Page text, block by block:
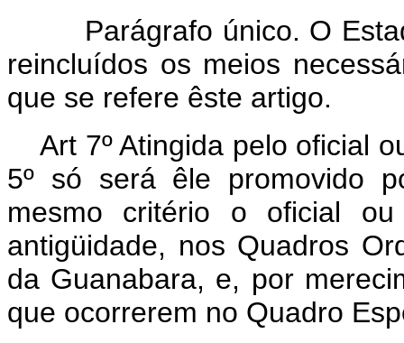
Parágrafo único. O
reincluídos os meios
que se refere êste artigo.
Art 7º Atingida pelo oficial
5º só será êle promovido
mesmo critério o oficial
antigüidade, nos Quadros
da Guanabara, e, por
que ocorrerem no Quadro